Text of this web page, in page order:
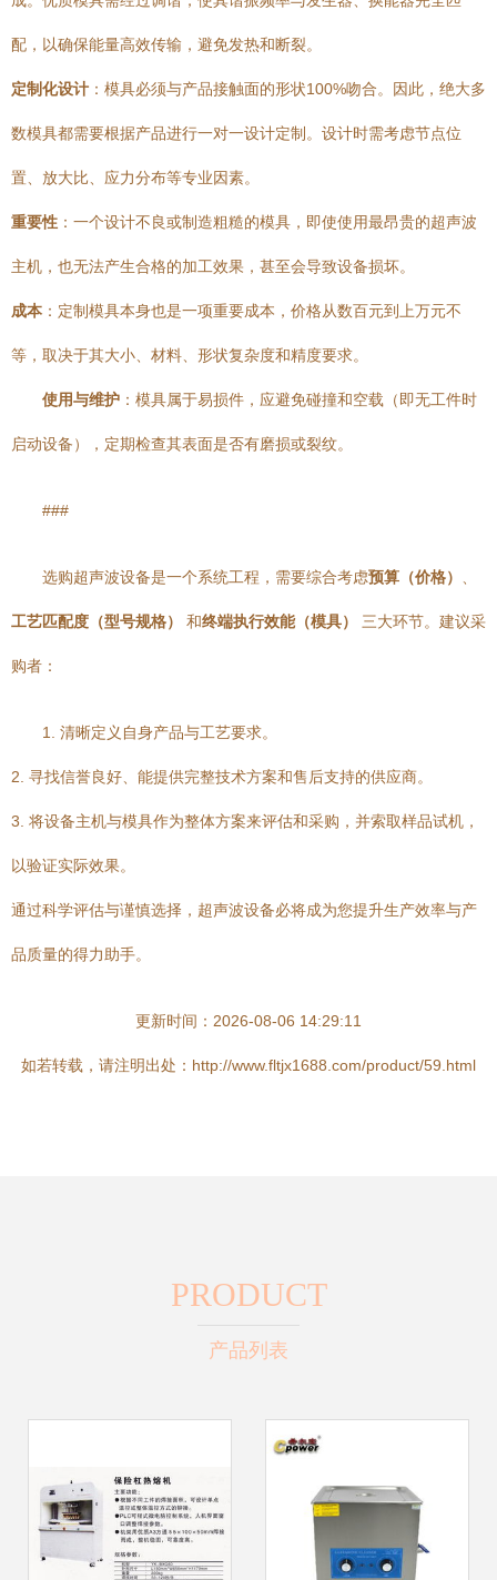
配，以确保能量高效传输，避免发热和断裂。
定制化设计 ：模具必须与产品接触面的形状100%吻合。因此，绝大多
数模具都需要根据产品进行一对一设计定制。设计时需考虑节点位
置、放大比、应力分布等专业因素。
重要性 ：一个设计不良或制造粗糙的模具，即使使用最昂贵的超声波
主机，也无法产生合格的加工效果，甚至会导致设备损坏。
成本 ：定制模具本身也是一项重要成本，价格从数百元到上万元不
等，取决于其大小、材料、形状复杂度和精度要求。
使用与维护 ：模具属于易损件，应避免碰撞和空载（即无工件时
启动设备），定期检查其表面是否有磨损或裂纹。
###
选购超声波设备是一个系统工程，需要综合考虑预算（价格）
工艺匹配度（型号规格） 和终端执行效能（模具） 三大环节。建议采
购者：
1. 清晰定义自身产品与工艺要求。
2. 寻找信誉良好、能提供完整技术方案和售后支持的供应商。
3. 将设备主机与模具作为整体方案来评估和采购，并索取样品试机，
以验证实际效果。
通过科学评估与谨慎选择，超声波设备必将成为您提升生产效率与产
品质量的得力助手。
更新时间：2026-08-06 14:29:11
如若转载，请注明出处：http://www.fltjx1688.com/product/59.html
PRODUCT
产品列表